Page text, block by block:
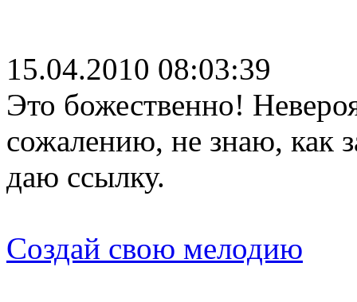
15.04.2010 08:03:39
Это божественно!
сожалению, не знаю, как
даю ссылку.
Создай свою мелодию